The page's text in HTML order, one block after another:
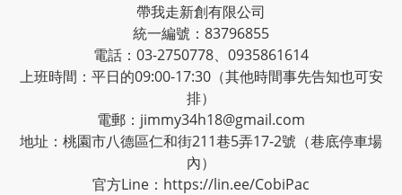
帶我走新創有限公司
統一編號：83796855
電話：03-2750778、0935861614
上班時間：平日的09:00-17:30（其他時間事先告知也可安
排）
電郵：jimmy34h18@gmail.com
地址：桃園市八德區仁和街211巷5弄17-2號（巷底停車場
內）
官方Line： https://lin.ee/CobiPac